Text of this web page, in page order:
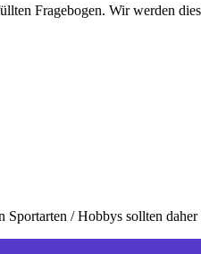
Fragebogen. Wir werden
Sportarten / Hobbys sollten